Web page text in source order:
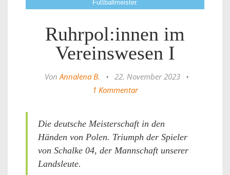
Fußballmeister.
Ruhrpol:innen im
Vereinswesen I
VonAnnalena B. • 22. November 2023 •
1 Kommentar
Die deutsche Meisterschaft in den
Händen von Polen. Triumph der Spieler
von Schalke 04, der Mannschaft unserer
Landsleute.